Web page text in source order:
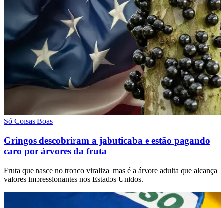
Só Coisas Boas
Gringos descobriram a jabuticaba e estão pagando
caro por árvores da fruta
Fruta que nasce no tronco viraliza, mas é a árvore adulta que alcança
valores impressionantes nos Estados Unidos.